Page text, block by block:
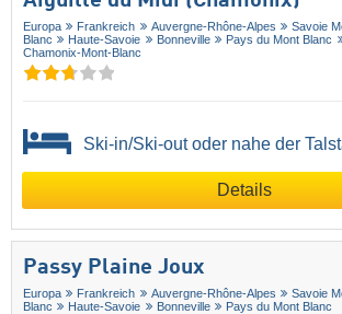
Europa Frankreich Auvergne-Rhône-Alpes
Savoie
Blanc
Haute-Savoie Bonneville
Pays du Mont Blanc
Chamonix-Mont-Blanc
Ski-in/Ski-out oder nahe der
Details
Passy Plaine Joux
Europa Frankreich Auvergne-Rhône-Alpes
Savoie
Blanc
Haute-Savoie Bonneville Pays du Mont Blanc